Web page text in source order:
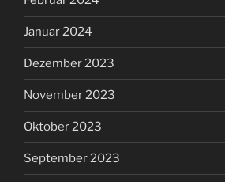
Januar 2024
Dezember 2023
November 2023
Oktober 2023
September 2023